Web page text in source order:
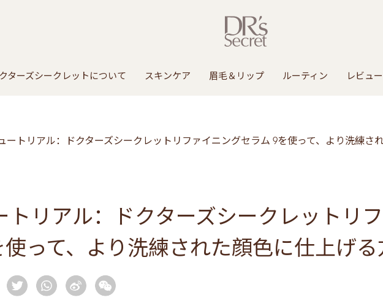
クターズシークレットについて スキンケア 眉毛＆リップ ルーティン レビュー
ートリアル：ドクターズシークレットリファイニングセラム 9を使って、より洗練さ
トリアル：ドクターズシークレットリ
使って、より洗練された顔色に仕上げる